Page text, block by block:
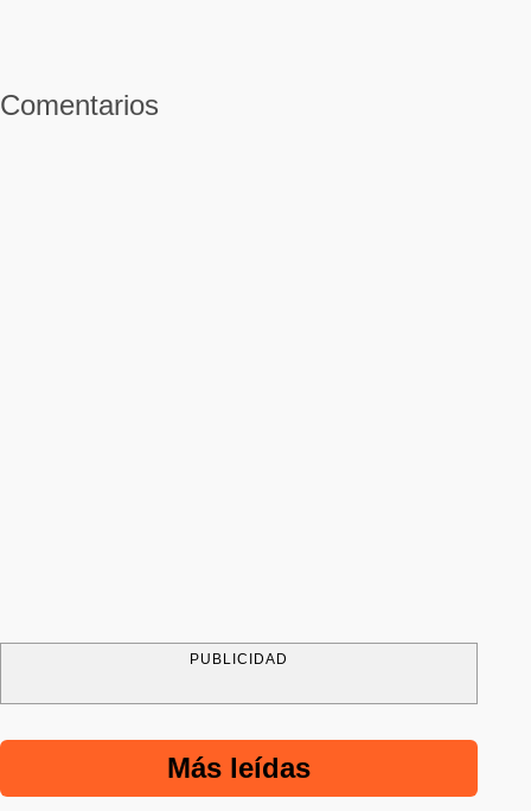
Comentarios
PUBLICIDAD
Más leídas